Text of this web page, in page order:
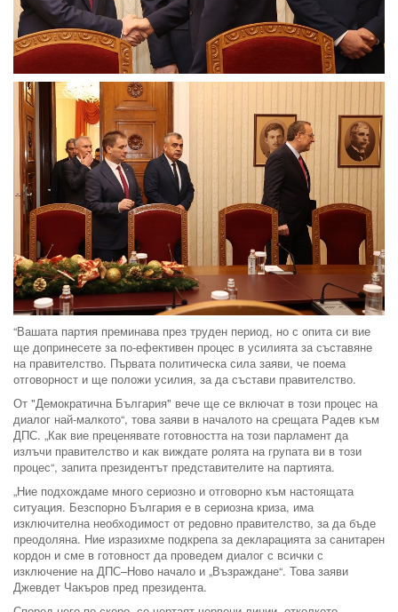
“Вашата партия преминава през труден период, но с опита си вие
ще допринесете за по-ефективен процес в усилията за съставяне
на правителство. Първата политическа сила заяви, че поема
отговорност и ще положи усилия, за да състави правителство.
От "Демократична България" вече ще се включат в този процес на
диалог най-малкото“, това заяви в началото на срещата Радев към
ДПС. „Как вие преценявате готовността на този парламент да
излъчи правителство и как виждате ролята на групата ви в този
процес“, запита президентът представителите на партията.
„Ние подхождаме много сериозно и отговорно към настоящата
ситуация. Безспорно България е в сериозна криза, има
изключителна необходимост от редовно правителство, за да бъде
преодоляна. Ние изразихме подкрепа за декларацията за санитарен
кордон и сме в готовност да проведем диалог с всички с
изключение на ДПС–Ново начало и „Възраждане“. Това заяви
Джевдет Чакъров пред президента.